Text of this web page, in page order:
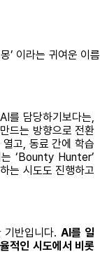
’ 이라는 귀여운 이
를 담당하기보다는,
드는 방향으로 전환
고, 동료 간에 학습
‘Bounty Hunter’
는 시도도 진행하고
반입니다. AI를 일
적인 시도에서 비롯